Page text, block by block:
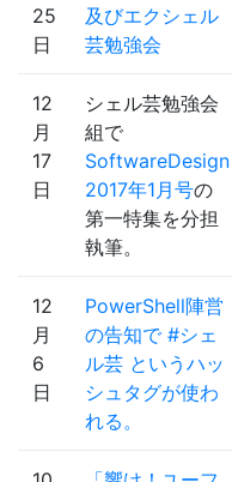
25
日
及びエクシェル
芸勉強会
12
月
17
日
シェル芸勉強会
組で
SoftwareDesign
2017年1月号の
第一特集を分担
執筆。
12
月
6
日
PowerShell陣営
の告知で #シェ
ル芸 というハッ
シュタグが使わ
れる。